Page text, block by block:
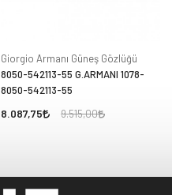
Giorgio Armanı Güneş Gözlüğü
8050-542113-55 G.ARMANI 1078-
8050-542113-55
8.087,75 9.515,00